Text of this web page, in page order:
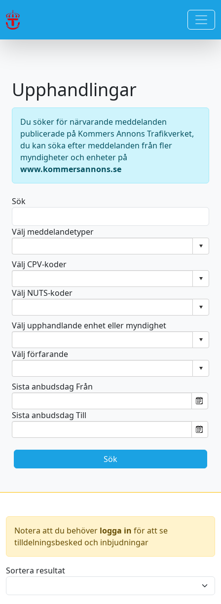
Upphandlingar
Du söker för närvarande meddelanden
publicerade på Kommers Annons Trafikverket,
du kan söka efter meddelanden från fler
myndigheter och enheter på
www.kommersannons.se
Sök
Välj meddelandetyper
Välj CPV-koder
Välj NUTS-koder
Välj upphandlande enhet eller myndighet
Välj förfarande
Sista anbudsdag Från
Sista anbudsdag Till
Notera att du behöver logga in för att se
tilldelningsbesked och inbjudningar
Sortera resultat